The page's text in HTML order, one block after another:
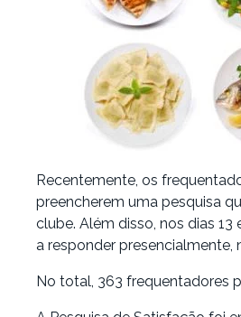
Recentemente, os
preencherem uma pesquisa
clube. Além disso, nos dias
a responder presencialmente,
No total, 363 frequentadores